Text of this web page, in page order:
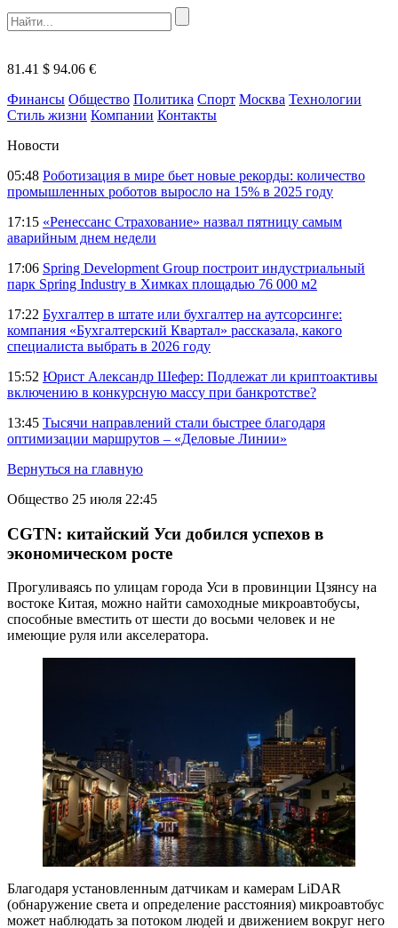
81.41 $ 94.06 €
Финансы Общество Политика Спорт Москва Технологии
Стиль жизни Компании Контакты
Новости
05:48 Роботизация в мире бьет новые рекорды: количество
промышленных роботов выросло на 15% в 2025 году
17:15 «Ренессанс Страхование» назвал пятницу самым
аварийным днем недели
17:06 Spring Development Group построит индустриальный
парк Spring Industry в Химках площадью 76 000 м2
17:22 Бухгалтер в штате или бухгалтер на аутсорсинге:
компания «Бухгалтерский Квартал» рассказала, какого
специалиста выбрать в 2026 году
15:52 Юрист Александр Шефер: Подлежат ли криптоактивы
включению в конкурсную массу при банкротстве?
13:45 Тысячи направлений стали быстрее благодаря
оптимизации маршрутов – «Деловые Линии»
Вернуться на главную
Общество 25 июля 22:45
CGTN: китайский Уси добился успехов в
экономическом росте
Прогуливаясь по улицам города Уси в провинции Цзянсу на
востоке Китая, можно найти самоходные микроавтобусы,
способные вместить от шести до восьми человек и не
имеющие руля или акселератора.
Благодаря установленным датчикам и камерам LiDAR
(обнаружение света и определение расстояния) микроавтобус
может наблюдать за потоком людей и движением вокруг него